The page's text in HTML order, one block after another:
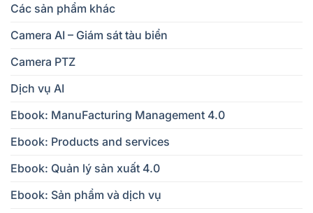
Các sản phẩm khác
Camera AI – Giám sát tàu biển
Camera PTZ
Dịch vụ AI
Ebook: ManuFacturing Management 4.0
Ebook: Products and services
Ebook: Quản lý sản xuất 4.0
Ebook: Sản phẩm và dịch vụ